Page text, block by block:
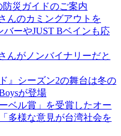
災ガイドのご案内
んのカミングアウトを
バーやJUST Bベインも応
んがノンバイナリーだと
』シーズン2の舞台は冬の
が登場
ベル賞」を受賞したオー
多様な意見が台湾社会を